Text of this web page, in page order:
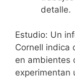
detalle.
Estudio: Un
Cornell indica
en ambientes
experimentan